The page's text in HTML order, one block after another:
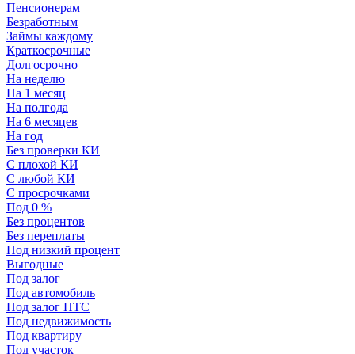
Пенсионерам
Безработным
Займы каждому
Краткосрочные
Долгосрочно
На неделю
На 1 месяц
На полгода
На 6 месяцев
На год
Без проверки КИ
С плохой КИ
С любой КИ
С просрочками
Под 0 %
Без процентов
Без переплаты
Под низкий процент
Выгодные
Под залог
Под автомобиль
Под залог ПТС
Под недвижимость
Под квартиру
Под участок